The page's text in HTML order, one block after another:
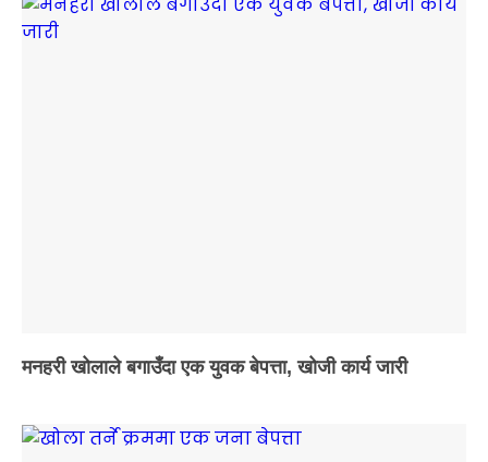
मनहरी खोलाले बगाउँदा एक युवक बेपत्ता, खोजी कार्य जारी